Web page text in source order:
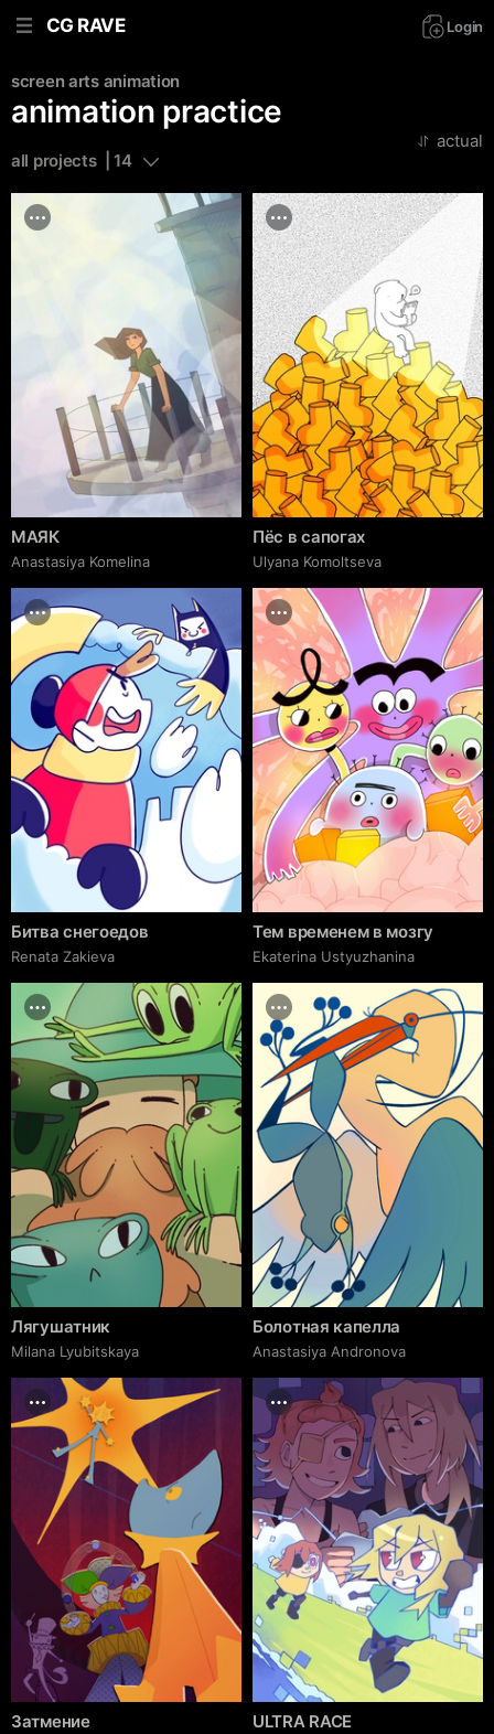
CG RAVE Login
screen arts animation
animation practice
all projects  | 14
actual
МАЯК
Anastasiya Komelina
Пёс в сапогах
Ulyana Komoltseva
Битва снегоедов
Renata Zakieva
Тем временем в мозгу
Ekaterina Ustyuzhanina
Лягушатник
Milana Lyubitskaya
Болотная капелла
Anastasiya Andronova
Затмение ULTRA RACE